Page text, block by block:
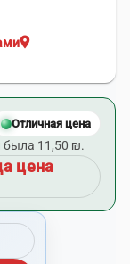
location_on
Отличная цена
была 11,50 ₪.
цена